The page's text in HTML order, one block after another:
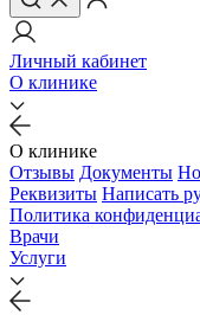
Личный кабинет
О клинике
О клинике
Отзывы Документы
Реквизиты Написать
Политика
Врачи
Услуги